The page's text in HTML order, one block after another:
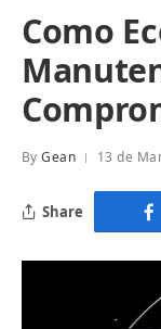
Como
By Gean 13 de
Share